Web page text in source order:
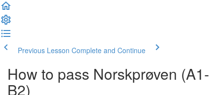
Previous Lesson Complete and Continue
How to pass Norskprøven (A1-
B2)